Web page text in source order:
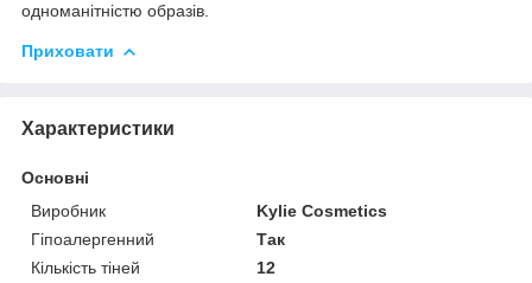
одноманітністю образів.
Приховати
Характеристики
Основні
Виробник
Kylie Cosmetics
Гіпоалергенний
Так
Кількість тіней
12